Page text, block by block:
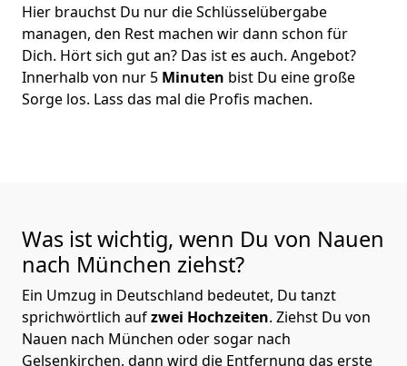
Hier brauchst Du nur die Schlüsselübergabe
managen, den Rest machen wir dann schon für
Dich. Hört sich gut an? Das ist es auch. Angebot?
Innerhalb von nur 5 Minuten bist Du eine große
Sorge los. Lass das mal die Profis machen.
Was ist wichtig, wenn Du von Nauen
nach München ziehst?
Ein Umzug in Deutschland bedeutet, Du tanzt
sprichwörtlich aufzwei Hochzeiten. Ziehst Du von
Nauen nach München oder sogar nach
Gelsenkirchen, dann wird die Entfernung das erste